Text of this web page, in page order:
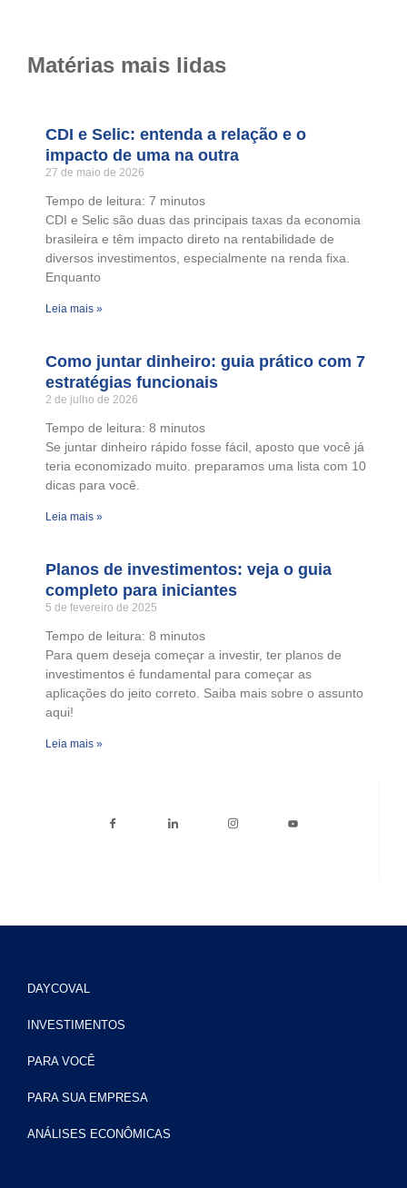
Matérias mais lidas
CDI e Selic: entenda a relação e o
impacto de uma na outra
27 de maio de 2026
Tempo de leitura: 7 minutos
CDI e Selic são duas das principais taxas da economia
brasileira e têm impacto direto na rentabilidade de
diversos investimentos, especialmente na renda fixa.
Enquanto
Leia mais »
Como juntar dinheiro: guia prático com 7
estratégias funcionais
2 de julho de 2026
Tempo de leitura: 8 minutos
Se juntar dinheiro rápido fosse fácil, aposto que você já
teria economizado muito. preparamos uma lista com 10
dicas para você.
Leia mais »
Planos de investimentos: veja o guia
completo para iniciantes
5 de fevereiro de 2025
Tempo de leitura: 8 minutos
Para quem deseja começar a investir, ter planos de
investimentos é fundamental para começar as
aplicações do jeito correto. Saiba mais sobre o assunto
aqui!
Leia mais »
DAYCOVAL
INVESTIMENTOS
PARA VOCÊ
PARA SUA EMPRESA
ANÁLISES ECONÔMICAS